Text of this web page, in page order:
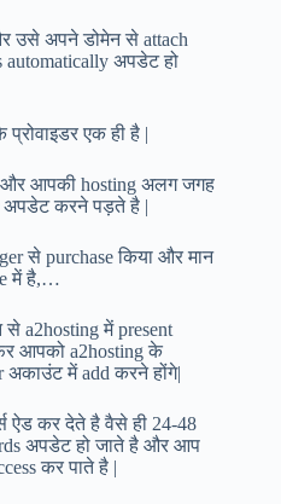
उसे अपने डोमेन से attach
अपडेट हो
एक ही है |
आपकी hosting अलग जगह
अपडेट करने पड़ते है |
से purchase किया और मान
में है,…
a2hosting में present
आपको a2hosting के
अकाउंट में add करने होंगे|
ऐड कर देते है वैसे ही 24-48
अपडेट हो जाते है और आप
कर पाते है |